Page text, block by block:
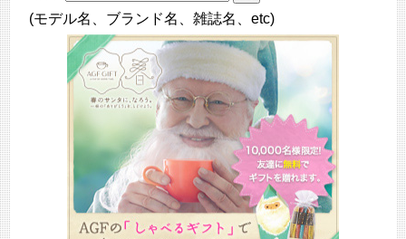
(モデル名、ブランド名、雑誌名、etc)